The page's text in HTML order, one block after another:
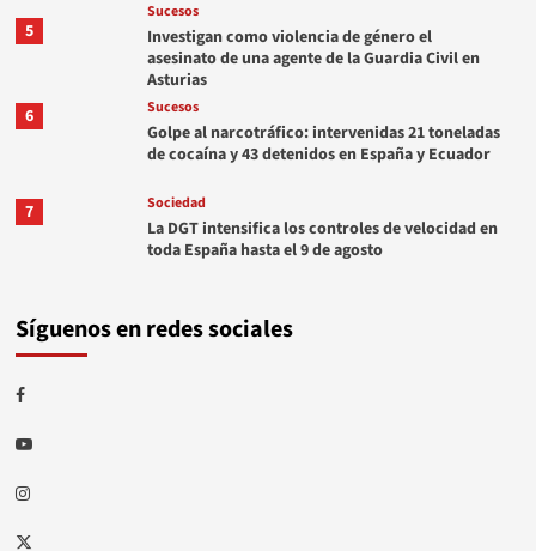
5
Sucesos
Investigan como violencia de género el
asesinato de una agente de la Guardia Civil en
Asturias
6
Sucesos
Golpe al narcotráfico: intervenidas 21 toneladas
de cocaína y 43 detenidos en España y Ecuador
7 Sociedad
La DGT intensifica los controles de velocidad en
toda España hasta el 9 de agosto
Síguenos en redes sociales
Facebook
Youtube
Instagram
Twitter